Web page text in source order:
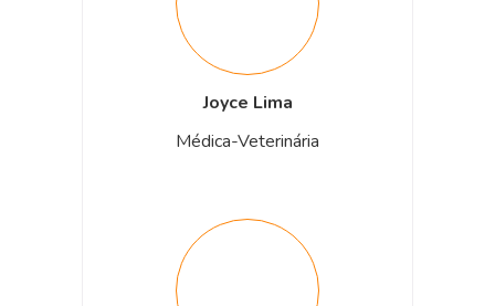
Joyce Lima
Médica-Veterinária